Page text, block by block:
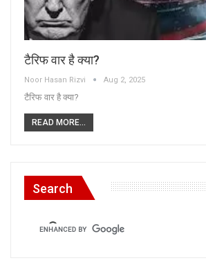
टैरिफ वार है क्या?
Noor Hasan Rizvi Aug 2, 2025
टैरिफ वार है क्या?
READ MORE...
Search